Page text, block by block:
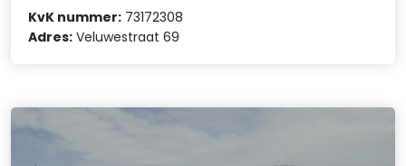
KvK nummer: 73172308
Adres: Veluwestraat 69